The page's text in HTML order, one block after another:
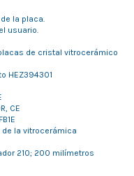
la placa.
usuario.
de cristal vitrocerámico
HEZ394301
CE
la vitrocerámica
210; 200 milímetros